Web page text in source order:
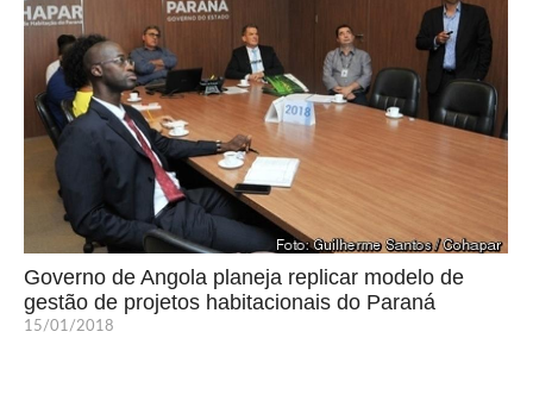
Governo de Angola planeja replicar modelo de
gestão de projetos habitacionais do Paraná
15/01/2018